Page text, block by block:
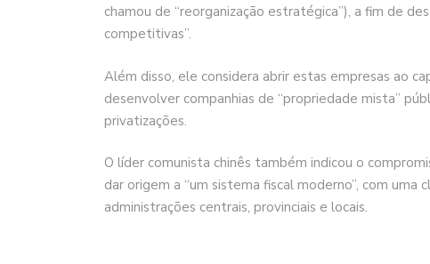
chamou de “reorganização estratégica”), a fim de
competitivas”.
Além disso, ele considera abrir estas empresas ao
desenvolver companhias de “propriedade mista”
privatizações.
O líder comunista chinês também indicou o
dar origem a “um sistema fiscal moderno”, com
administrações centrais, provinciais e locais.